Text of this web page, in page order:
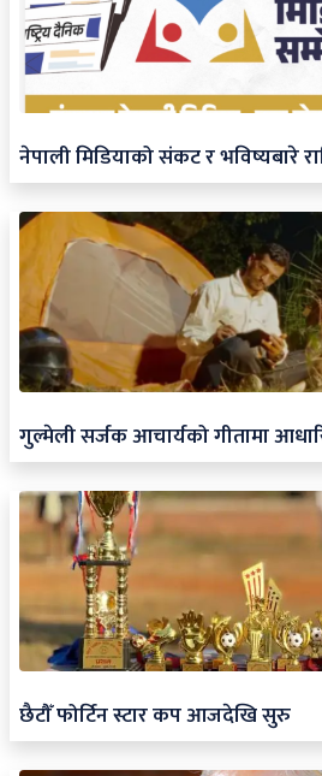
नेपाली मिडियाको संकट र भविष्यबारे
गुल्मेली सर्जक आचार्यको गीतामा
छैटौँ फोर्टिन स्टार कप आजदेखि सुरु